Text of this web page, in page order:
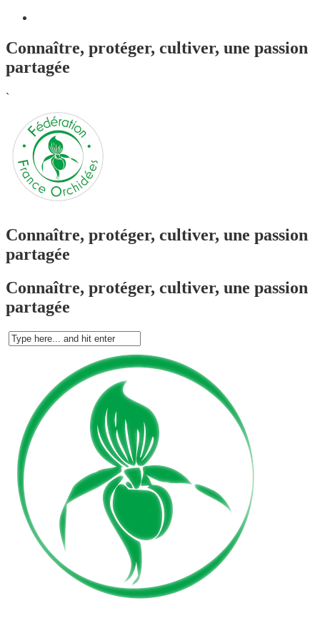
Connaître, protéger, cultiver, une passion
partagée
`
Connaître, protéger, cultiver, une passion
partagée
Connaître, protéger, cultiver, une passion
partagée